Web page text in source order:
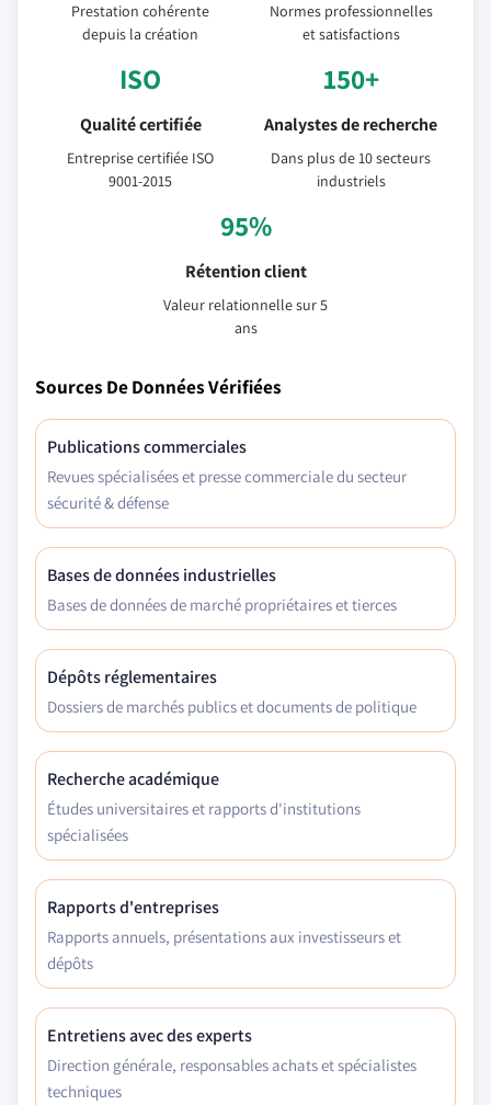
Prestation cohérente
depuis la création
Normes professionnelles
et satisfactions
ISO
Qualité certifiée
Entreprise certifiée ISO
9001-2015
150+
Analystes de recherche
Dans plus de 10 secteurs
industriels
95%
Rétention client
Valeur relationnelle sur 5
ans
Sources De Données Vérifiées
Publications commerciales
Revues spécialisées et presse commerciale du secteur
sécurité & défense
Bases de données industrielles
Bases de données de marché propriétaires et tierces
Dépôts réglementaires
Dossiers de marchés publics et documents de politique
Recherche académique
Études universitaires et rapports d'institutions
spécialisées
Rapports d'entreprises
Rapports annuels, présentations aux investisseurs et
dépôts
Entretiens avec des experts
Direction générale, responsables achats et spécialistes
techniques